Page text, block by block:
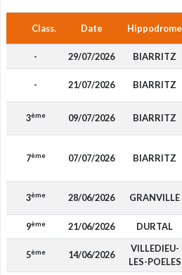
Class. Date Hippodrome
- 29/07/2026 BIARRITZ
- 21/07/2026 BIARRITZ
3ème 09/07/2026 BIARRITZ
7ème 07/07/2026 BIARRITZ
3ème 28/06/2026 GRANVILLE
9ème 21/06/2026 DURTAL
5ème 14/06/2026
VILLEDIEU-
LES-POELES